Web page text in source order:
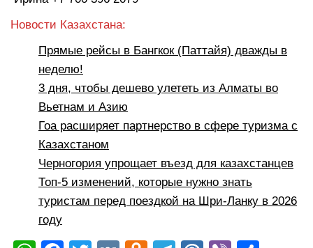
Новости Казахстана:
Прямые рейсы в Бангкок (Паттайя) дважды в
неделю!
3 дня, чтобы дешево улететь из Алматы во
Вьетнам и Азию
Гоа расширяет партнерство в сфере туризма с
Казахстаном
Черногория упрощает въезд для казахстанцев
Топ-5 изменений, которые нужно знать
туристам перед поездкой на Шри-Ланку в 2026
году